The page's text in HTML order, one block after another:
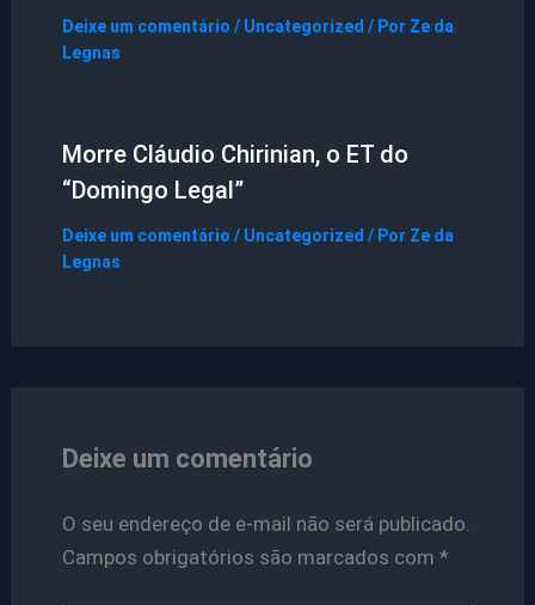
Deixe um comentário / Uncategorized / Por Ze da
Legnas
Morre Cláudio Chirinian, o ET do
“Domingo Legal”
Deixe um comentário / Uncategorized / Por Ze da
Legnas
Deixe um comentário
O seu endereço de e-mail não será publicado.
Campos obrigatórios são marcados com *